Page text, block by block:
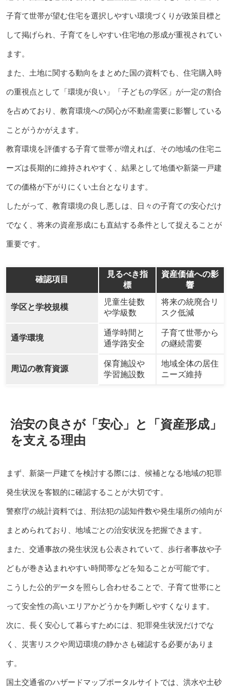
子育て世帯が望む住宅を選択しやすい環境づくりが政策目標と
して掲げられ、子育てをしやすい住宅地の形成が重視されてい
ます。
また、土地に関する動向をまとめた国の資料でも、住宅購入時
の重視点として「環境が良い」「子どもの学区」が一定の割合
を占めており、教育環境への関心が不動産需要に影響している
ことがうかがえます。
教育環境を評価する子育て世帯が増えれば、その地域の住宅ニ
ーズは長期的に維持されやすく、結果として地価や新築一戸建
ての価格が下がりにくい土台となります。
したがって、教育環境の良し悪しは、日々の子育ての安心だけ
でなく、将来の資産形成にも直結する条件として捉えることが
重要です。
確認項目
見るべき指
標
資産価値への影
響
学区と学校規模
児童生徒数
や学級数
将来の統廃合リ
スク低減
通学環境
通学時間と
通学路安全
子育て世帯から
の継続需要
周辺の教育資源
保育施設や
学習施設数
地域全体の居住
ニーズ維持
治安の良さが「安心」と「資産形成」
を支える理由
まず、新築一戸建てを検討する際には、候補となる地域の犯罪
発生状況を客観的に確認することが大切です。
警察庁の統計資料では、刑法犯の認知件数や発生場所の傾向が
まとめられており、地域ごとの治安状況を把握できます。
また、交通事故の発生状況も公表されていて、歩行者事故や子
どもが巻き込まれやすい時間帯などを知ることが可能です。
こうした公的データを照らし合わせることで、子育て世帯にと
って安全性の高いエリアかどうかを判断しやすくなります。
次に、長く安心して暮らすためには、犯罪発生状況だけでな
く、災害リスクや周辺環境の静かさも確認する必要がありま
す。
国土交通省のハザードマップポータルサイトでは、洪水や土砂